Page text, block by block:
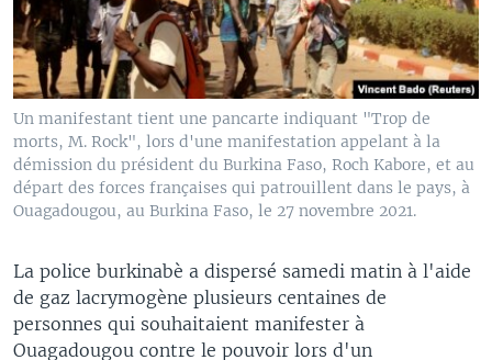
Un manifestant tient une pancarte indiquant "Trop de
morts, M. Rock", lors d'une manifestation appelant à la
démission du président du Burkina Faso, Roch Kabore, et au
départ des forces françaises qui patrouillent dans le pays, à
Ouagadougou, au Burkina Faso, le 27 novembre 2021.
La police burkinabè a dispersé samedi matin à l'aide
de gaz lacrymogène plusieurs centaines de
personnes qui souhaitaient manifester à
Ouagadougou contre le pouvoir lors d'un